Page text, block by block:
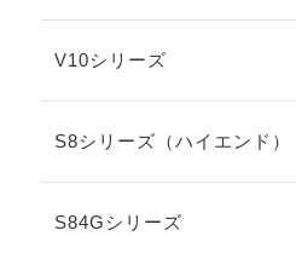
V10シリーズ
S8シリーズ（ハイエンド）
S84Gシリーズ